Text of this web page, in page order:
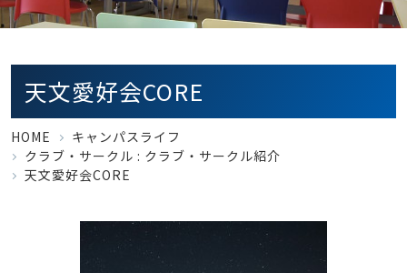
天文愛好会CORE
HOME
キャンパスライフ
クラブ・サークル : クラブ・サークル紹介
天文愛好会CORE